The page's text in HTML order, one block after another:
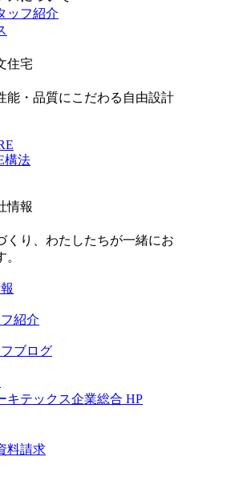
ッフ紹介
住宅
能・品質にこだわる自由設計
構法
情報
くり、わたしたちが一緒にお
紹介
ブログ
キテックス企業総合 HP
料請求